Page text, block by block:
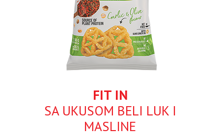
FIT IN
SA UKUSOM BELI LUK I
MASLINE